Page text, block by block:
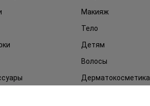
Макияж
Тело
Детям
Волосы
Дерматокосметика